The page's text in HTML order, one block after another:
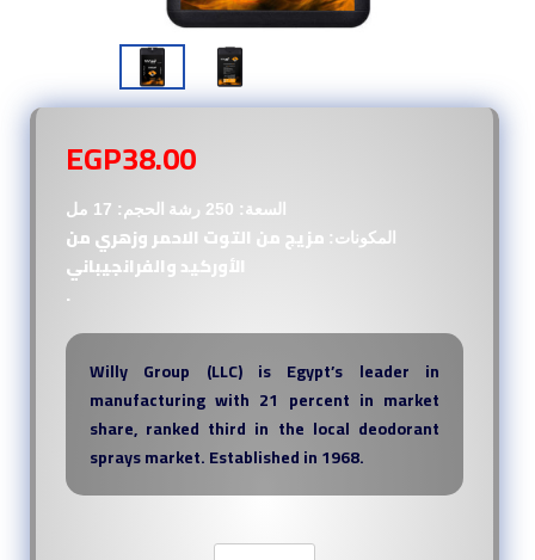
EGP38.00
الحجم: 17 مل
السعة: 250 رشة
المكونات: مزيج من التوت الاحمر وزهري من
الأوركيد والفرانجيباني
.
Willy Group (LLC) is Egypt’s leader in
manufacturing with 21 percent in market
share, ranked third in the local deodorant
sprays market. Established in 1968.